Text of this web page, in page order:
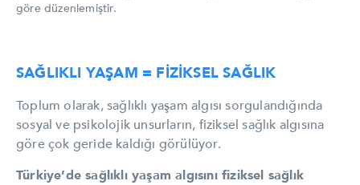
göre düzenlemiştir.
SAĞLIKLI YAŞAM = FİZİKSEL SAĞLIK
Toplum olarak, sağlıklı yaşam algısı sorgulandığında
sosyal ve psikolojik unsurların, fiziksel sağlık algısına
göre çok geride kaldığı görülüyor.
Türkiye’de sağlıklı yaşam algısını fiziksel sağlık